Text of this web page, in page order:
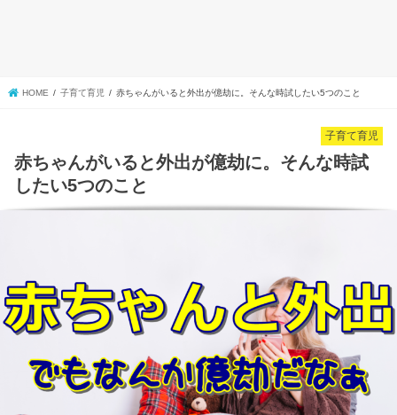
HOME 子育て育児 赤ちゃんがいると外出が億劫に。そんな時試したい5つのこと
子育て育児
赤ちゃんがいると外出が億劫に。そんな時試
したい5つのこと